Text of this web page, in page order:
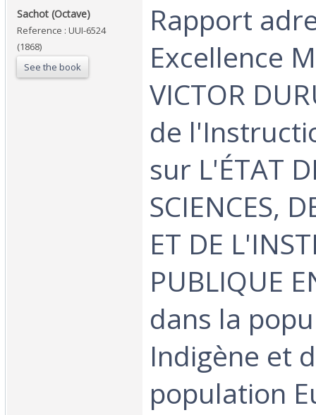
‎Sachot (Octave)‎
Reference : UUI-6524
(1868)
See the book
‎Rapport
Excellence
VICTOR
de
sur L'ÉTAT
SCIENCES,
ET DE
PUBLIQUE
dans la
Indigène et
population